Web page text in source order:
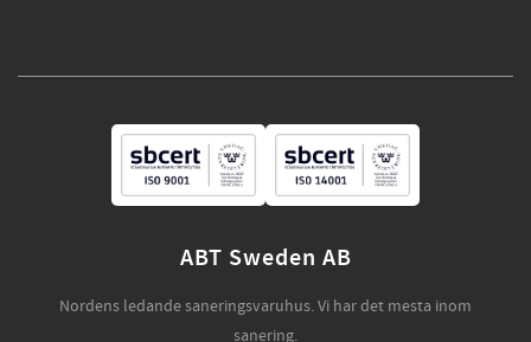
ABT Sweden AB
Nordens ledande saneringsvaruhus. Vi har det mesta inom
sanering.